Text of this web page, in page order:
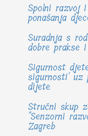
Spolni razvoj
ponašanja
Suradnja s
dobre prakse
Sigurnost
sigurnosti' uz
dijete
Stručni skup
"Senzorni
Zagreb